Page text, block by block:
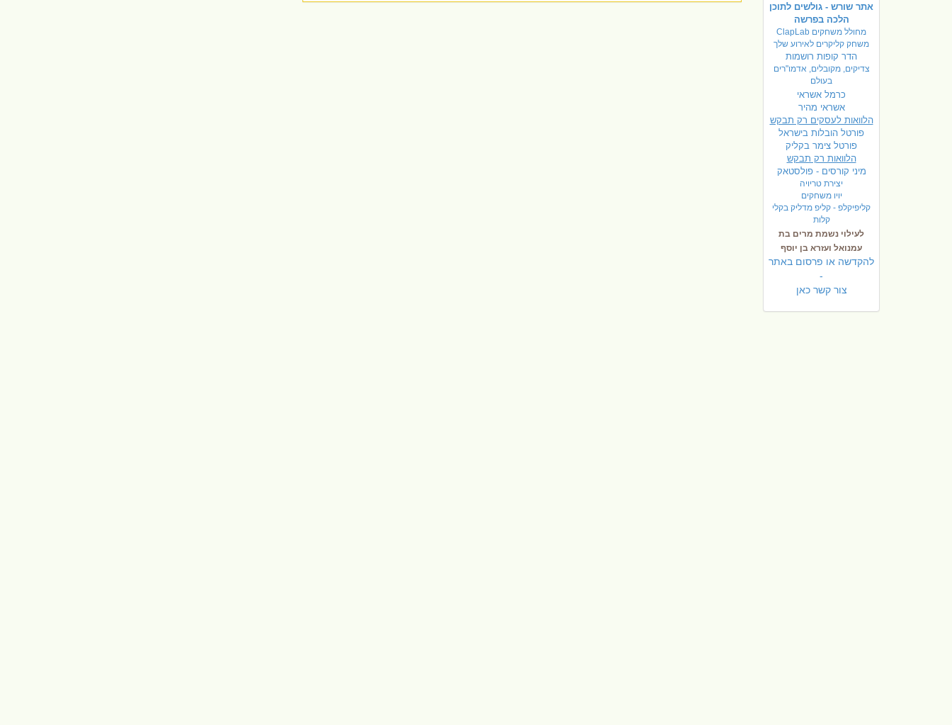
אתר שורש - גולשים לתוכן
הלכה בפרשה
מחולל משחקים ClapLab
משחק קליקרים לאירוע שלך
הדר קופות רושמות
צדיקים, מקובלים, אדמו"רים
בעולם
כרמל אשראי
אשראי מהיר
הלוואות לעסקים רק תבקש
פורטל הובלות בישראל
פורטל צימר בקליק
הלוואות רק תבקש
מיני קורסים - פולסטאק
יצירת טריויה
יויו משחקים
קליפיקלפ - קליפ מדליק בקלי
קלות
לעילוי נשמת מרים בת
עמנואל ועזרא בן יוסף
להקדשה או פרסום באתר
-
צור קשר כאן